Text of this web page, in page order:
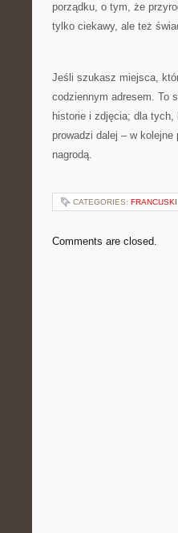
porządku, o tym, że
tylko ciekawy, ale też
Jeśli szukasz miejsca,
codziennym adresem. To
historie i zdjęcia; dla
prowadzi dalej – w
nagrodą.
CATEGORIES:
Comments are closed.